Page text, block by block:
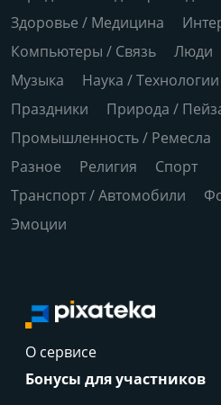
Здоровье / Медицина
Компьютеры / Связь
Люди
Музыка
Наука / Технологии
Праздники
Природа /
Промышленность / Ремесла
Разное
Религия
Спорт
Транспорт / Автомобили
Эмоции
О сервисе
Бонусы для участников